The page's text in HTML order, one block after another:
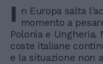
I n Europa salta
momento a
Polonia e
coste italiane
e la situazione non